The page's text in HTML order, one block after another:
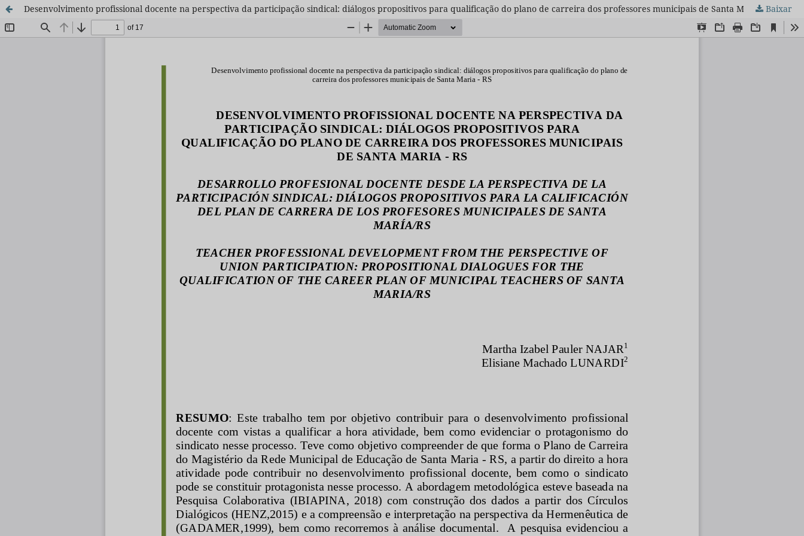
Desenvolvimento profissional docente na perspectiva da participação sindical: diálogos propositivos para qualificação do plano de carreira dos professores municipais de Santa Maria/RSBaixar